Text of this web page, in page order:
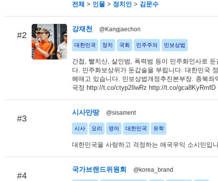
전체 > 인물 > 정치인 > 김문수
#2
강재천 @Kangjaechon
대한민국 정치 국회 민주주의 민보상법
간첩, 빨치산, 살인범, 폭력범 등이 민주화인사로 둔
다. 민주화보상위가 둔갑술을 부립니다. 대한민국
헤매고 있습니다. 민보상법개정추진본부장. 종북좌
국정 http://t.co/ctyp2IlwRz http://t.co/gca8KyRmfD
#3
시사만땅 @sisament
시사 요리 영어 대한민국 유학
대한민국을 사랑하고 걱정하는 애국우익 소시민입
#4
국가브랜드위원회 @korea_brand